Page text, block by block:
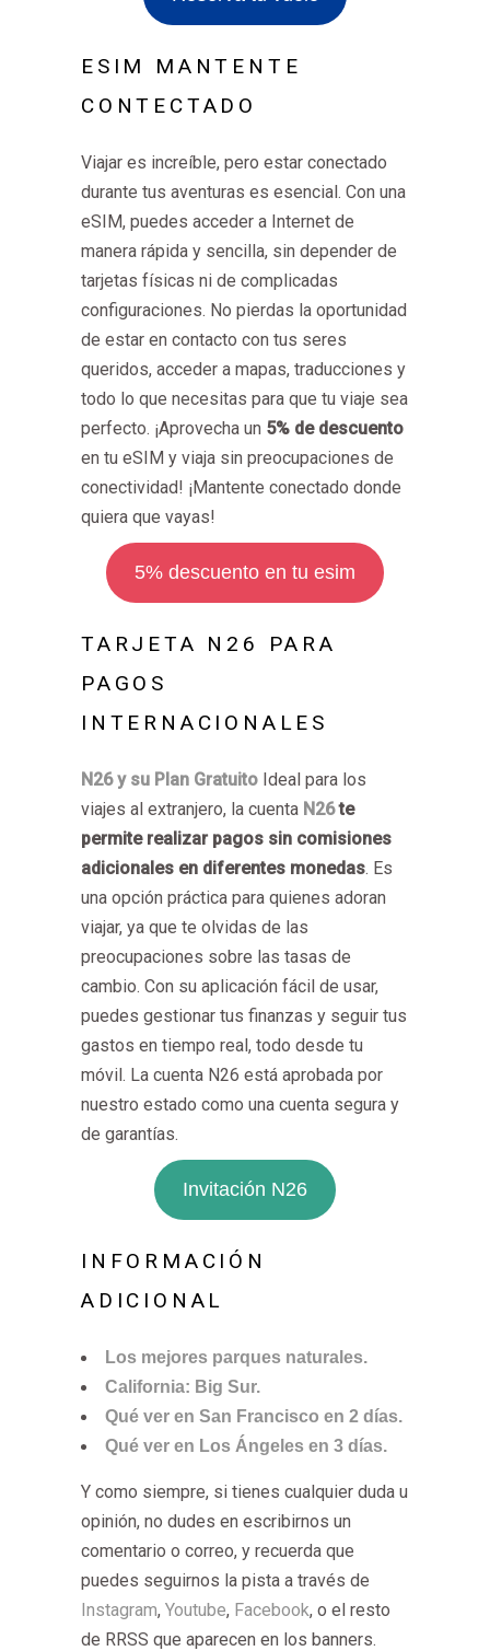
ESIM MANTENTE
CONTECTADO
Viajar es increíble, pero estar conectado
durante tus aventuras es esencial. Con una
eSIM, puedes acceder a Internet de
manera rápida y sencilla, sin depender de
tarjetas físicas ni de complicadas
configuraciones. No pierdas la oportunidad
de estar en contacto con tus seres
queridos, acceder a mapas, traducciones y
todo lo que necesitas para que tu viaje sea
perfecto. ¡Aprovecha un 5% de descuento
en tu eSIM y viaja sin preocupaciones de
conectividad! ¡Mantente conectado donde
quiera que vayas!
5% descuento en tu esim
TARJETA N26 PARA
PAGOS
INTERNACIONALES
N26 y su Plan Gratuito Ideal para los
viajes al extranjero, la cuenta N26te
permite realizar pagos sin comisiones
adicionales en diferentes monedas. Es
una opción práctica para quienes adoran
viajar, ya que te olvidas de las
preocupaciones sobre las tasas de
cambio. Con su aplicación fácil de usar,
puedes gestionar tus finanzas y seguir tus
gastos en tiempo real, todo desde tu
móvil. La cuenta N26 está aprobada por
nuestro estado como una cuenta segura y
de garantías.
Invitación N26
INFORMACIÓN
ADICIONAL
Los mejores parques naturales.
California: Big Sur.
Qué ver en San Francisco en 2 días.
Qué ver en Los Ángeles en 3 días.
Y como siempre, si tienes cualquier duda u
opinión, no dudes en escribirnos un
comentario o correo, y recuerda que
puedes seguirnos la pista a través de
Instagram, Youtube, Facebook, o el resto
de RRSS que aparecen en los banners.